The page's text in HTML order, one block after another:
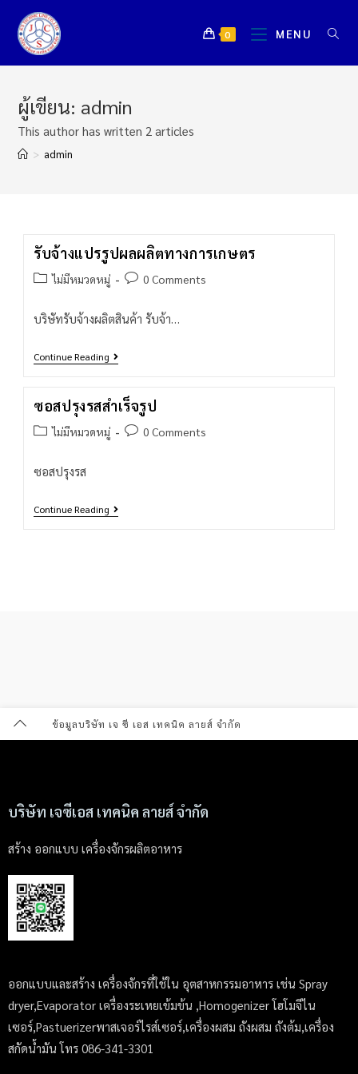
0 MENU
ผู้เขียน: admin
This author has written 2 articles
> admin
รับจ้างแปรรูปผลผลิตทางการเกษตร
ไม่มีหมวดหมู่ 0 Comments
บริษัทรับจ้างผลิตสินค้า รับจ้า…
Continue Reading
ซอสปรุงรสสำเร็จรูป
ไม่มีหมวดหมู่ 0 Comments
ซอสปรุงรส
Continue Reading
ข้อมูลบริษัท เจ ซี เอส เทคนิค ลายส์ จำกัด
บริษัท เจซีเอส เทคนิค ลายส์ จำกัด
สร้าง ออกแบบ เครื่องจักรผลิตอาหาร
ออกแบบและสร้าง เครื่องจักรที่ใช้ใน อุตสาหกรรมอาหาร เช่น Spray
dryer,Evaporator เครื่องระเหยเข้มข้น ,Homogenizer โฮโมจีไน
เซอร์,Pastuerizerพาสเจอร์ไรส์เซอร์,เครื่องผสม ถังผสม ถังต้ม,เครื่อง
สกัดน้ำมัน โทร 086-341-3301